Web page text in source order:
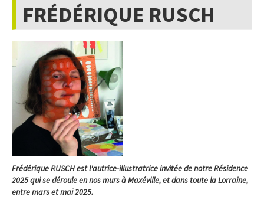
FRÉDÉRIQUE RUSCH
Frédérique RUSCH est l'autrice-illustratrice invitée de notre Résidence
2025 qui se déroule en nos murs à Maxéville, et dans toute la Lorraine,
entre mars et mai 2025.